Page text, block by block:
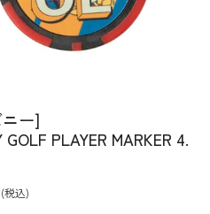
ー]
GOLF PLAYER MARKER 4.
(税込)